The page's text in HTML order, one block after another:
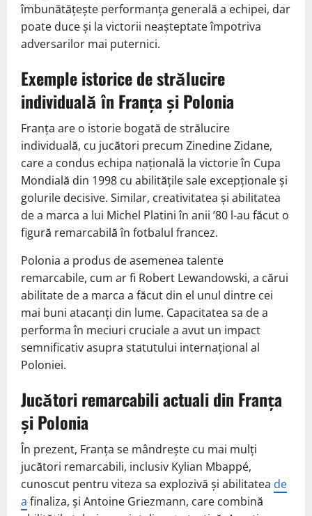
îmbunătățește performanța generală a echipei, dar
poate duce și la victorii neașteptate împotriva
adversarilor mai puternici.
Exemple istorice de strălucire
individuală în Franța și Polonia
Franța are o istorie bogată de strălucire
individuală, cu jucători precum Zinedine Zidane,
care a condus echipa națională la victorie în Cupa
Mondială din 1998 cu abilitățile sale excepționale și
golurile decisive. Similar, creativitatea și abilitatea
de a marca a lui Michel Platini în anii ’80 l-au făcut o
figură remarcabilă în fotbalul francez.
Polonia a produs de asemenea talente
remarcabile, cum ar fi Robert Lewandowski, a cărui
abilitate de a marca a făcut din el unul dintre cei
mai buni atacanți din lume. Capacitatea sa de a
performa în meciuri cruciale a avut un impact
semnificativ asupra statutului internațional al
Poloniei.
Jucători remarcabili actuali din Franța
și Polonia
În prezent, Franța se mândrește cu mai mulți
jucători remarcabili, inclusiv Kylian Mbappé,
cunoscut pentru viteza sa explozivă și abilitatea de
a finaliza, și Antoine Griezmann, care combină